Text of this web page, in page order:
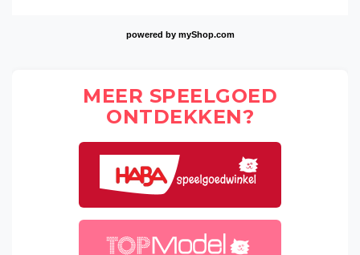
powered by myShop.com
MEER SPEELGOED
ONTDEKKEN?